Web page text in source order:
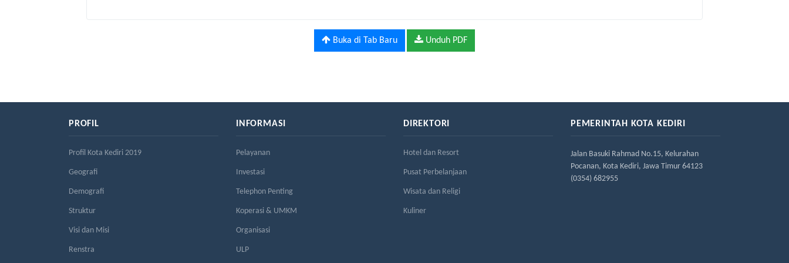
Buka di Tab Baru Unduh PDF
PROFIL
Profil Kota Kediri 2019
Geografi
Demografi
Struktur
Visi dan Misi
Renstra
INFORMASI
Pelayanan
Investasi
Telephon Penting
Koperasi & UMKM
Organisasi
ULP
DIREKTORI
Hotel dan Resort
Pusat Perbelanjaan
Wisata dan Religi
Kuliner
PEMERINTAH KOTA KEDIRI
Jalan Basuki Rahmad No.15, Kelurahan
Pocanan, Kota Kediri, Jawa Timur 64123
(0354) 682955